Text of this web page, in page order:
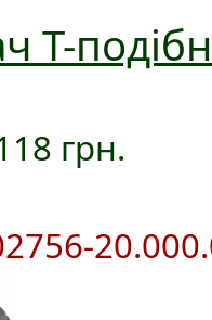
T-
грн.